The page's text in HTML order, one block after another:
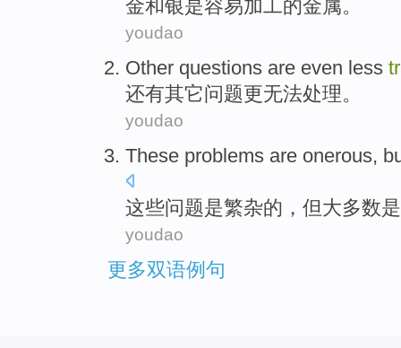
金和银是容易加工的金属。
youdao
Other questions are even less
还有其它问题更无法处理。
youdao
These problems are onerous,
这些问题是繁杂的， 但大多数
youdao
更多双语例句